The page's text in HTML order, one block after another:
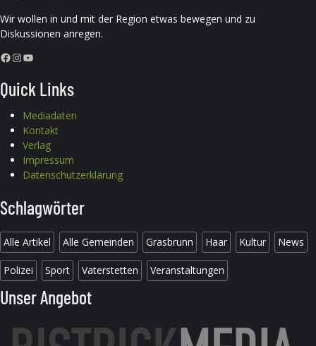
Wir wollen in und mit der Region etwas bewegen und zu
Diskussionen anregen.
Facebook InstagramYouTube
Quick Links
Mediadaten
Kontakt
Verlag
Impressum
Datenschutzerklärung
Schlagwörter
Alle Artikel Alle Gemeinden Grasbrunn Haar Kultur News
Polizei Sport Vaterstetten Veranstaltungen
Unser Angebot